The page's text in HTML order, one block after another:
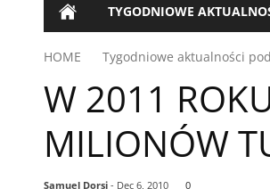
TYGODNIOWE
HOME Tygodniowe aktualności
W 2011
MILIONÓW
Samuel Dorsi- Dec 6, 2010 0